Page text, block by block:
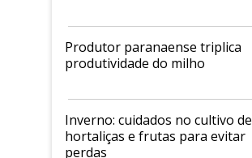
Produtor paranaense triplica
produtividade do milho
Inverno: cuidados no cultivo de
hortaliças e frutas para evitar
perdas